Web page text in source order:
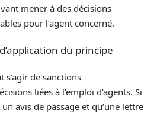
mener à des décisions
pour l’agent concerné.
du principe
s’agir de sanctions
liées à l’emploi d’agents. Si
avis de passage et qu’une lettre